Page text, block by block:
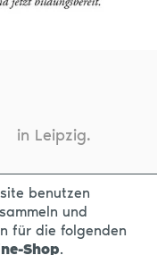
in Leipzig.
DATENSCHUTZ
benutzen
und
für die folgenden
Shop.